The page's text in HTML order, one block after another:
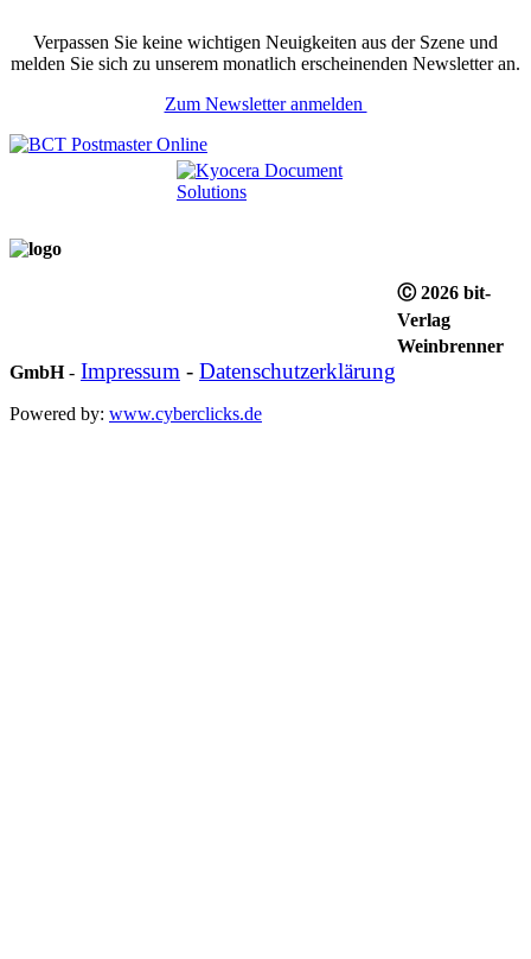
Verpassen Sie keine wichtigen Neuigkeiten aus der Szene und
melden Sie sich zu unserem monatlich erscheinenden Newsletter an.
Zum Newsletter anmelden
Ⓒ 2026 bit-
Verlag
Weinbrenner
GmbH- Impressum - Datenschutzerklärung
Powered by: www.cyberclicks.de